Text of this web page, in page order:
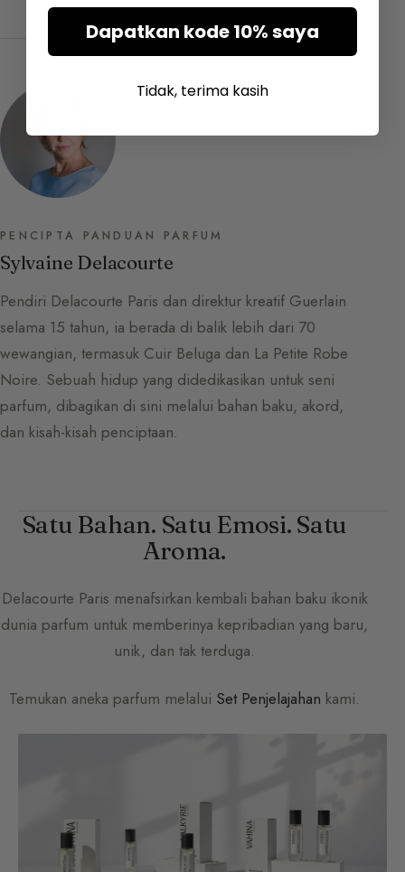
PENCIPTA PANDUAN PARFUM
Sylvaine Delacourte
Pendiri Delacourte Paris dan direktur kreatif Guerlain
selama 15 tahun, ia berada di balik lebih dari 70
wewangian, termasuk Cuir Beluga dan La Petite Robe
Noire. Sebuah hidup yang didedikasikan untuk seni
parfum, dibagikan di sini melalui bahan baku, akord,
dan kisah-kisah penciptaan.
Satu Bahan. Satu Emosi. Satu
Aroma.
Delacourte Paris menafsirkan kembali bahan baku ikonik
dunia parfum untuk memberinya kepribadian yang baru,
unik, dan tak terduga.
Temukan aneka parfum melalui Set Penjelajahan kami.
Dapatkan kode 10% saya
Tidak, terima kasih